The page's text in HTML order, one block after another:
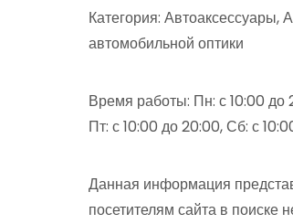
Категория: Автоаксессуары,
автомобильной оптики
Время работы: Пн: с 10:00 до
Пт: с 10:00 до 20:00, Сб: с
Данная информация
посетителям сайта в